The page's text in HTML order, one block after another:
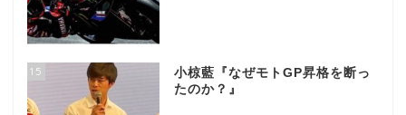
15
小椋藍『なぜモトGP昇格を断っ
たのか？』